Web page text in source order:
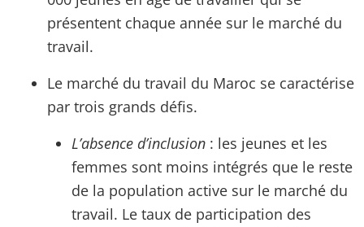
présentent chaque année sur le marché du
travail.
Le marché du travail du Maroc se caractérise
par trois grands défis.
L’absence d’inclusion : les jeunes et les
femmes sont moins intégrés que le reste
de la population active sur le marché du
travail. Le taux de participation des